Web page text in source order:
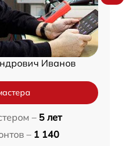
Иванов
– 5 лет
– 1 140